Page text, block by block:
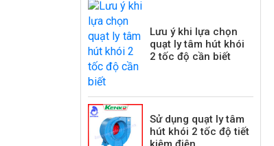
Lưu ý khi lựa chọn
quạt ly tâm hút khói
2 tốc độ cần biết
Sử dụng quạt ly tâm
hút khói 2 tốc độ tiết